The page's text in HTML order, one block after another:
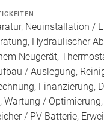
Neuinstallation /
Hydraulischer
Neugerät,
/ Auslegung,
Finanzierung,
Wartung / Optimierung,
/ PV Batterie,